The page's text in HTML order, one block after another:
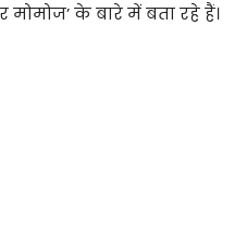
के बारे में बता रहे हैं।